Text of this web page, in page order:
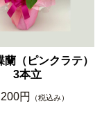
蘭（ピンクラテ）
3本立
円
（税込み）